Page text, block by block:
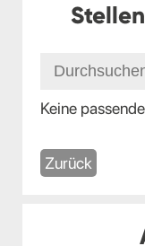
Keine
Zurück